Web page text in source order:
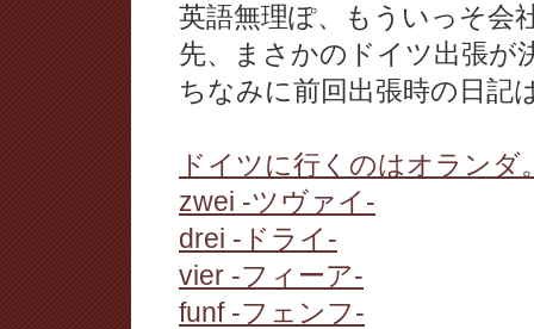
英語無理ぽ、もういっそ会
先、まさかのドイツ出張が
ちなみに前回出張時の日記
ドイツに行くのはオランダ
zwei -ツヴァイ-
drei -ドライ-
vier -フィーア-
funf -フェンフ-